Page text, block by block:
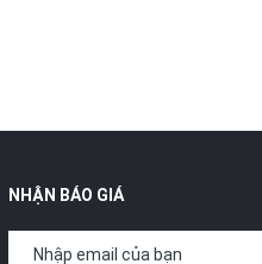
NHẬN BÁO GIÁ